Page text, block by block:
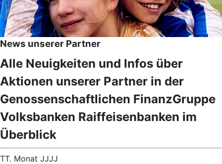
News unserer Partner
Alle Neuigkeiten und Infos über
Aktionen unserer Partner in der
Genossenschaftlichen FinanzGruppe
Volksbanken Raiffeisenbanken im
Überblick
TT. Monat JJJJ